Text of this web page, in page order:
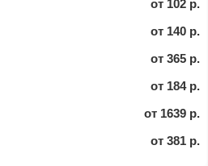
от 102 р.
от 140 р.
от 365 р.
от 184 р.
от 1639 р.
от 381 р.